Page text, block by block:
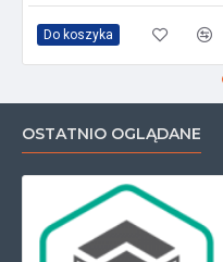
Do koszyka
OSTATNIO OGLĄDANE